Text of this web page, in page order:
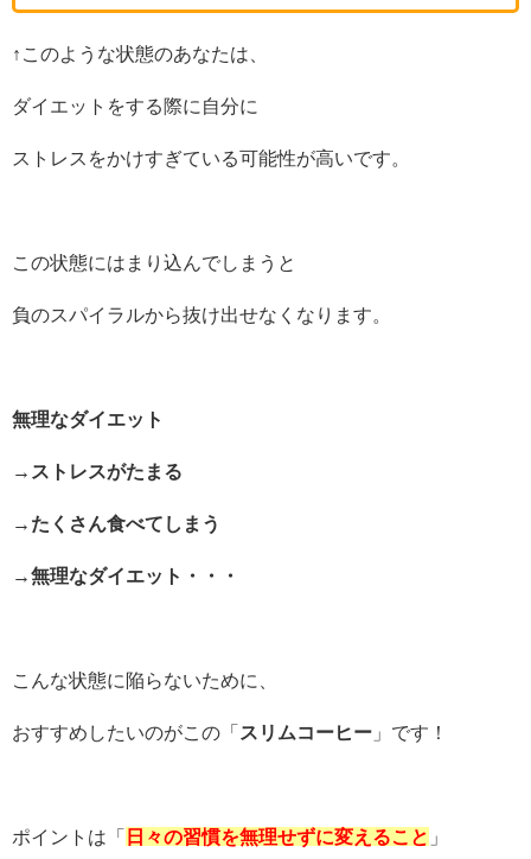
↑このような状態のあなたは、
ダイエットをする際に自分に
ストレスをかけすぎている可能性が高いです。
この状態にはまり込んでしまうと
負のスパイラルから抜け出せなくなります。
無理なダイエット
→ストレスがたまる
→たくさん食べてしまう
→無理なダイエット・・・
こんな状態に陥らないために、
おすすめしたいのがこの「 スリムコーヒー 」です！
ポイントは「 日々の習慣を無理せずに変えること 」